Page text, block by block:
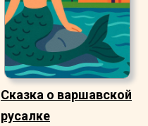
Сказка о варшавской
русалке